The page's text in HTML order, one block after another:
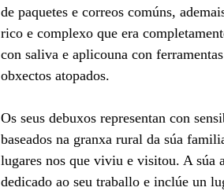
de paquetes e correos comúns,
rico e complexo que era
con saliva e aplicouna con
obxectos atopados.
Os seus debuxos representan con
baseados ​​na granxa rural da súa
lugares nos que viviu e visitou. A súa
dedicado ao seu traballo e inclúe un